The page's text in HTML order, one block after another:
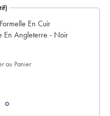
En Cuir
En Angleterre - Noir
au Panier